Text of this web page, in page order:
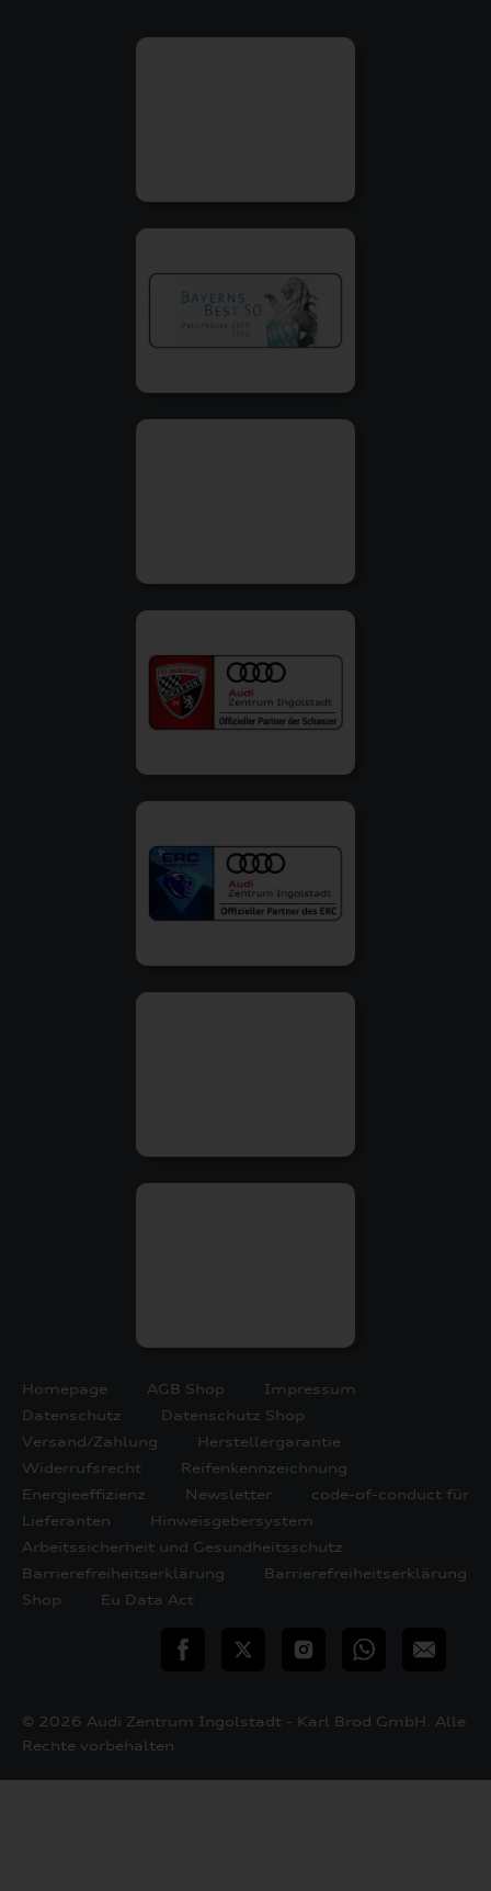
Homepage AGB Shop
Impressum
Datenschutz
Datenschutz Shop
Versand/Zahlung
Herstellergarantie
Widerrufsrecht
Reifenkennzeichnung
Energieeffizienz
Newsletter
code-of-conduct für
Lieferanten
Hinweisgebersystem
Arbeitssicherheit und Gesundheitsschutz
Barrierefreiheitserklärung
Barrierefreiheitserklärung
Shop
Eu Data Act
teilen Twitter InstagramWhatsApp
E-
© 2026 Audi Zentrum Ingolstadt - Karl Brod GmbH. Alle
Rechte vorbehalten